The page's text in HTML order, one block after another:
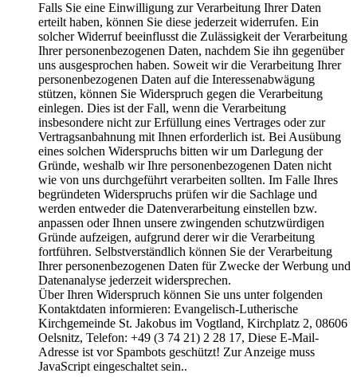
Falls Sie eine Einwilligung zur Verarbeitung Ihrer Daten
erteilt haben, können Sie diese jederzeit widerrufen. Ein
solcher Widerruf beeinflusst die Zulässigkeit der Verarbeitung
Ihrer personenbezogenen Daten, nachdem Sie ihn gegenüber
uns ausgesprochen haben. Soweit wir die Verarbeitung Ihrer
personenbezogenen Daten auf die Interessenabwägung
stützen, können Sie Widerspruch gegen die Verarbeitung
einlegen. Dies ist der Fall, wenn die Verarbeitung
insbesondere nicht zur Erfüllung eines Vertrages oder zur
Vertragsanbahnung mit Ihnen erforderlich ist. Bei Ausübung
eines solchen Widerspruchs bitten wir um Darlegung der
Gründe, weshalb wir Ihre personenbezogenen Daten nicht
wie von uns durchgeführt verarbeiten sollten. Im Falle Ihres
begründeten Widerspruchs prüfen wir die Sachlage und
werden entweder die Datenverarbeitung einstellen bzw.
anpassen oder Ihnen unsere zwingenden schutzwürdigen
Gründe aufzeigen, aufgrund derer wir die Verarbeitung
fortführen. Selbstverständlich können Sie der Verarbeitung
Ihrer personenbezogenen Daten für Zwecke der Werbung und
Datenanalyse jederzeit widersprechen.
Über Ihren Widerspruch können Sie uns unter folgenden
Kontaktdaten informieren: Evangelisch-Lutherische
Kirchgemeinde St. Jakobus im Vogtland, Kirchplatz 2, 08606
Oelsnitz, Telefon: +49 (3 74 21) 2 28 17, Diese E-Mail-
Adresse ist vor Spambots geschützt! Zur Anzeige muss
JavaScript eingeschaltet sein..